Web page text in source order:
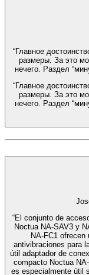
“Главное
размеры. За это
нечего. Раздел
“Главное
размеры. За это
нечего. Раздел
“El conjunto de accesorios Noctua NA-SAC5, los pads
Noctua NA-SAV3 y
NA-FC1
antivibraciones para
útil adaptador de
compacto Noctua
es especialmente útil